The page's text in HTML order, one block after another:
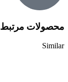
محصولات مرتبط
Similar